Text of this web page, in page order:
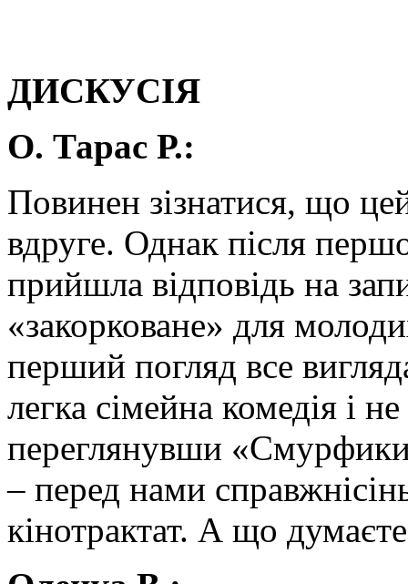
ДИСКУСІЯ
О. Тарас Р.:
Повинен зізнатися, що
вдруге. Однак після
прийшла відповідь на
«закорковане» для
перший погляд все
легка сімейна комедія і
переглянувши
– перед нами
кінотрактат. А що